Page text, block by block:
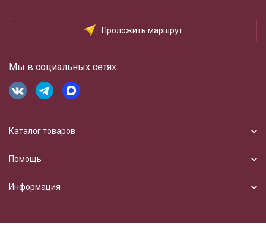
Проложить маршрут
Мы в социальных сетях:
Каталог товаров
Помощь
Информация